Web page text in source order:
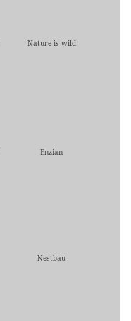
Nature is wild
Enzian
Nestbau